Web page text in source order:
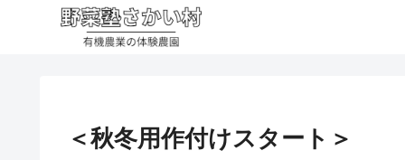
＜秋冬用作付けスタート＞